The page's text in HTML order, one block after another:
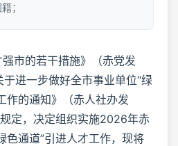
；
市的若干措施》（赤党发
于进一步做好全市事业单位“绿
作的通知》（赤人社办发
定，决定组织实施2026年赤
色通道”引进人才工作，现将